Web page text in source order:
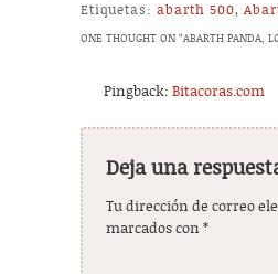
Etiquetas: abarth 500,
ONE THOUGHT ON “ABARTH PANDA,
Pingback:Bitacoras.com
Deja una
Tu dirección de correo
marcados con*